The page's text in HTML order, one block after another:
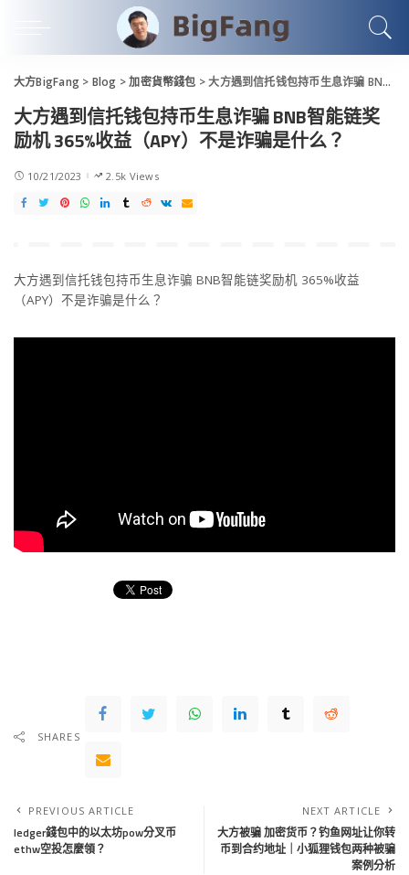
大方BigFang > Blog >加密貨幣錢包 >大方遇到信托钱包持币生息诈骗 BNB智能链奖励机 365%收益（APY）不是诈骗是什么？
大方遇到信托钱包持币生息诈骗 BNB智能链奖
励机 365%收益（APY）不是诈骗是什么？
10/21/2023 2.5k Views
大方遇到信托钱包持币生息诈骗 BNB智能链奖励机 365%收益
（APY）不是诈骗是什么？
SHARES
PREVIOUS ARTICLE
ledger錢包中的以太坊pow分叉币
ethw空投怎麼領？
NEXT ARTICLE
大方被骗 加密货币？钓鱼网址让你转
币到合约地址｜小狐狸钱包两种被骗
案例分析